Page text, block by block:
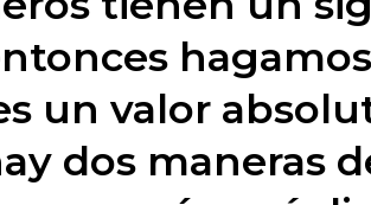
un valor
dos maneras